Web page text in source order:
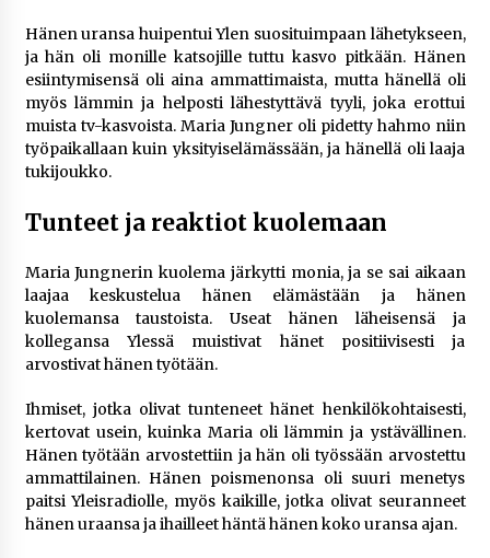
Hänen uransa huipentui Ylen suosituimpaan lähetykseen,
ja hän oli monille katsojille tuttu kasvo pitkään. Hänen
esiintymisensä oli aina ammattimaista, mutta hänellä oli
myös lämmin ja helposti lähestyttävä tyyli, joka erottui
muista tv-kasvoista. Maria Jungner oli pidetty hahmo niin
työpaikallaan kuin yksityiselämässään, ja hänellä oli laaja
tukijoukko.
Tunteet ja reaktiot kuolemaan
Maria Jungnerin kuolema järkytti monia, ja se sai aikaan
laajaa keskustelua hänen elämästään ja hänen
kuolemansa taustoista. Useat hänen läheisensä ja
kollegansa Ylessä muistivat hänet positiivisesti ja
arvostivat hänen työtään.
Ihmiset, jotka olivat tunteneet hänet henkilökohtaisesti,
kertovat usein, kuinka Maria oli lämmin ja ystävällinen.
Hänen työtään arvostettiin ja hän oli työssään arvostettu
ammattilainen. Hänen poismenonsa oli suuri menetys
paitsi Yleisradiolle, myös kaikille, jotka olivat seuranneet
hänen uraansa ja ihailleet häntä hänen koko uransa ajan.